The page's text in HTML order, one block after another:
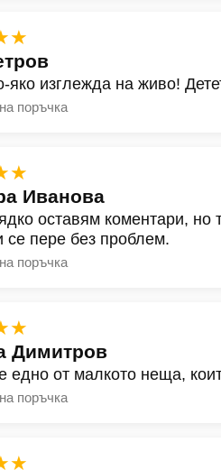
яко изглежда на живо!
поръчка
Иванова
оставям коментари,
се пере без проблем.
поръчка
Димитров
едно от малкото неща,
поръчка